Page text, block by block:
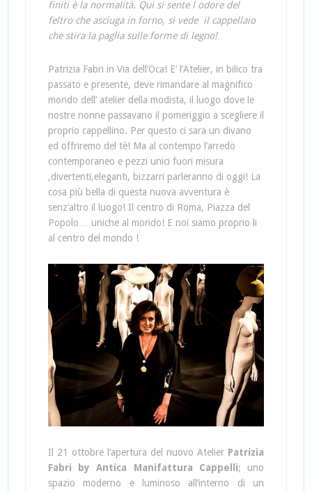
finiti è la normalità. Qui si sente l odore del
feltro che asciuga in forno, si vede il cappellaio
che stira la paglia sulle forme di legno!
Patrizia Fabri in Via dell’Oca! E’ l’Atelier, in bilico tra
passato e presente, deve rimandare al magnifico
mondo dell’ atelier della modista, il luogo dove le
nostre nonne passavano il pomeriggio a scegliere il
proprio cappellino. Per questo ci sara un divano
ed offriremo del tè! Ma al contempo l’arredo
contemporaneo e pezzi unici fuori misura
,divertenti,eleganti, bizzarri parleranno di oggi! La
cosa più bella di questa nuova avventura è
senz’altro il luogo! Il centro di Roma, Piazza del
Popolo… uniche al mondo! E noi siamo proprio li
al centro del mondo !
Il 21 ottobre l’apertura del nuovo Atelier Patrizia
Fabri by Antica Manifattura Cappelli; uno
spazio moderno e luminoso all’interno di un